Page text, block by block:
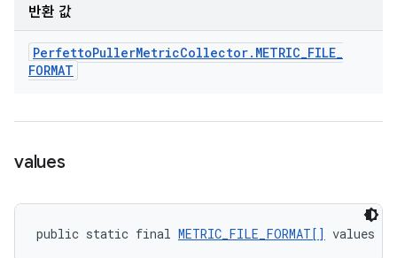
반환 값
PerfettoPullerMetricCollector. METRIC_FILE_
FORMAT
values
public static final METRIC_FILE_FORMAT[] values ()